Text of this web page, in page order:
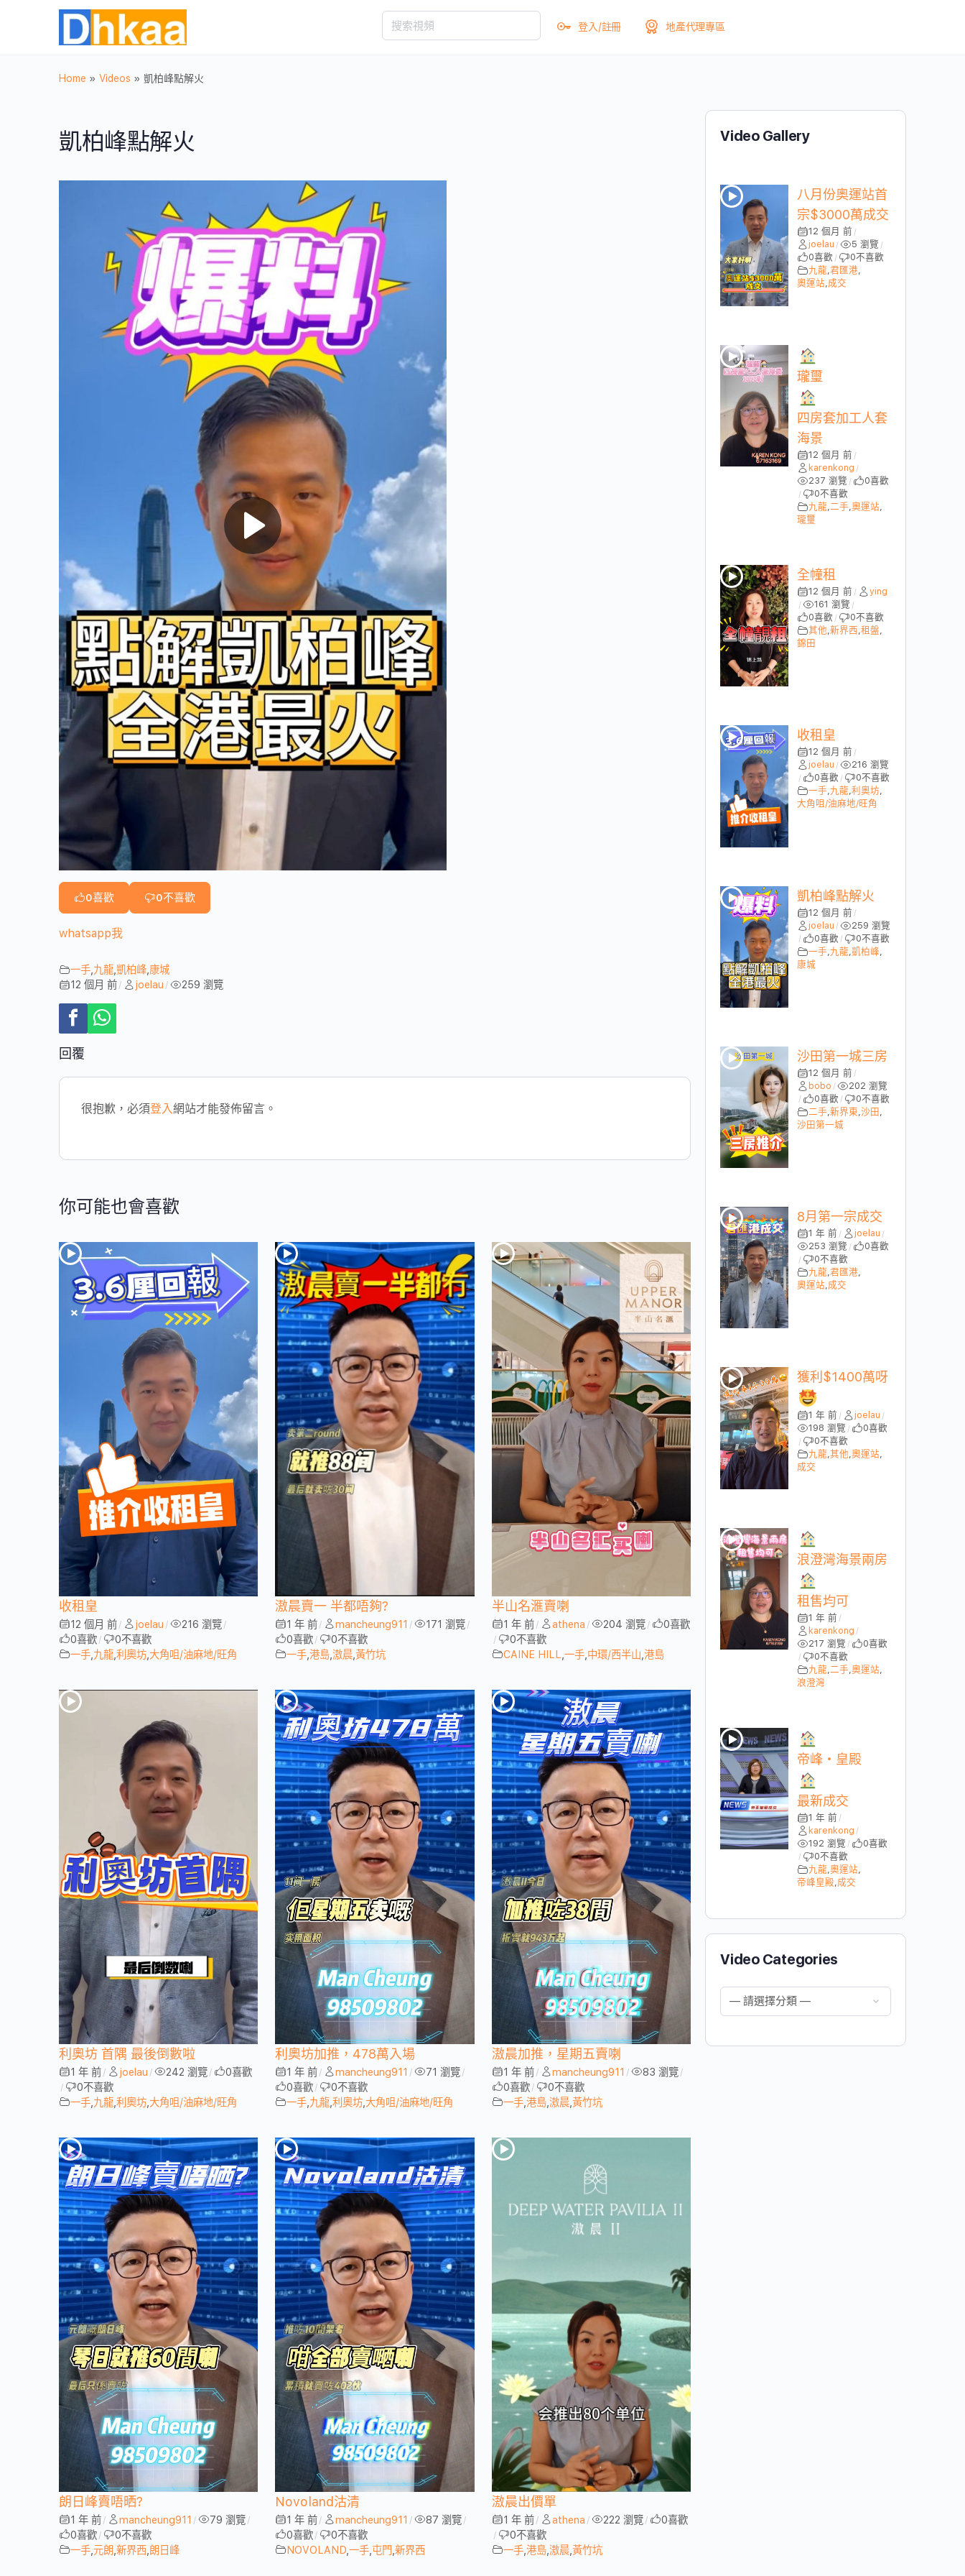
登入/註冊 地產代理專區
Home » Videos » 凱柏峰點解火
凱柏峰點解火
0喜歡 0不喜歡
whatsapp我
一手 九龍 凱柏峰 康城
12 個月 前 / joelau / 259 瀏覽
回覆
很抱歉，必須登入網站才能發佈留言。
你可能也會喜歡
收租皇
12 個月 前 / joelau / 216 瀏覽 /
0喜歡 / 0不喜歡
一手 九龍 利奧坊 大角咀/油麻地/旺角
滶晨賣一 半都唔夠?
1 年 前 / mancheung911 / 171 瀏覽 /
0喜歡 / 0不喜歡
一手 ,港島 滶晨 ,黃竹坑
半山名滙賣喇
1 年 前 / athena / 204 瀏覽 / 0喜歡
/ 0不喜歡
CAINE HILL 一手, 中環/西半山 港島
利奧坊 首隅 最後倒數啦
1 年 前 / joelau / 242 瀏覽 / 0喜歡
/ 0不喜歡
一手 九龍 利奧坊 大角咀/油麻地/旺角
利奧坊加推，478萬入場
1 年 前 / mancheung911 / 71 瀏覽 /
0喜歡 / 0不喜歡
一手 九龍 ,利奧坊 大角咀/油麻地/旺角
滶晨加推，星期五賣喇
1 年 前 / mancheung911 / 83 瀏覽 /
0喜歡 / 0不喜歡
一手, 港島, 滶晨, 黃竹坑
朗日峰賣唔晒?
1 年 前 / mancheung911 / 79 瀏覽 /
0喜歡 / 0不喜歡
一手 元朗 新界西 朗日峰
Novoland沽清
1 年 前 / mancheung911 / 87 瀏覽 /
0喜歡 / 0不喜歡
NOVOLAND ,一手 屯門 ,新界西
滶晨出價單
1 年 前 / athena / 222 瀏覽 / 0喜歡
/ 0不喜歡
一手, 港島, 滶晨, 黃竹坑
Video Gallery
八月份奧運站首
宗$3000萬成交
12 個月 前 /
joelau / 5 瀏覽 /
0喜歡 / 0不喜歡
九龍,君匯港,
奧運站,成交
瓏璽
四房套加工人套
海景
12 個月 前 /
karenkong /
237 瀏覽 / 0喜歡
/ 0不喜歡
九龍,二手,奧運站,
瓏璽
全幢租
12 個月 前 / ying
/ 161 瀏覽 /
0喜歡 / 0不喜歡
其他,新界西,租盤,
錦田
收租皇
12 個月 前 /
joelau / 216 瀏覽
/ 0喜歡 / 0不喜歡
一手,九龍,利奧坊,
大角咀/油麻地/旺角
凱柏峰點解火
12 個月 前 /
joelau / 259 瀏覽
/ 0喜歡 / 0不喜歡
一手 九龍 ,凱柏峰
康城
沙田第一城三房
12 個月 前 /
bobo / 202 瀏覽
/ 0喜歡 / 0不喜歡
二手 ,新界東 ,沙田
沙田第一城
8月第一宗成交
1 年 前 / joelau /
253 瀏覽 / 0喜歡
/ 0不喜歡
九龍,君匯港,
奧運站,成交
獲利$1400萬呀
1 年 前 / joelau /
198 瀏覽 / 0喜歡
/ 0不喜歡
九龍,其他,奧運站,
成交
浪澄灣海景兩房
租售均可
1 年 前 /
karenkong /
217 瀏覽 / 0喜歡
/ 0不喜歡
九龍 二手 ,奧運站
浪澄灣
帝峰・皇殿
最新成交
1 年 前 /
karenkong /
192 瀏覽 / 0喜歡
/ 0不喜歡
九龍 ,奧運站
帝峰皇殿 成交
Video Categories